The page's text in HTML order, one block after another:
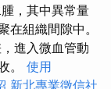
，其中異常量
在組織間隙中。
進入微血管動
。 使用
新北專業徵信社